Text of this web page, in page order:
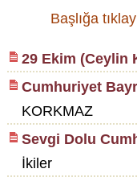
Başlığa
29 Ekim (Ceylin
Cumhuriyet
KORKMAZ
Sevgi Dolu
İkiler